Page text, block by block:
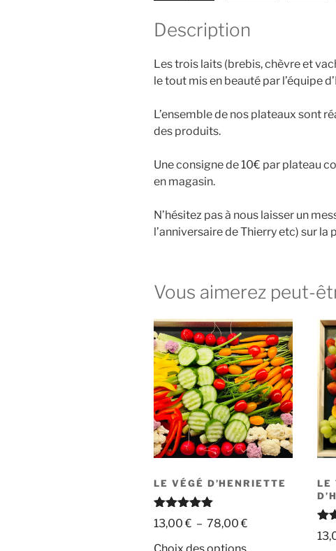
Description
Les trois laits (brebis, chèvre et
le tout mis en beauté par l’équipe
L’ensemble de nos plateaux sont
des produits.
Une consigne de 10€ par plateau
en magasin.
N’hésitez pas à nous laisser un
l’anniversaire de Thierry etc) sur
Vous aimerez peut-
LE VÉGÉ D’HENRIETTE
Note5.00
sur 5
13,00€ – 78,00€
Ce
LE